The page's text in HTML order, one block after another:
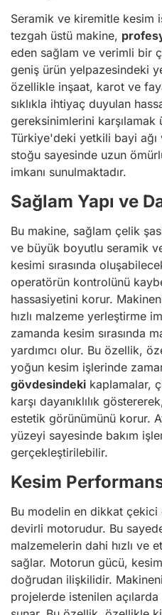
Seramik ve kiremitle kesim
tezgah üstü makine,
eden sağlam ve verimli bir
geniş ürün yelpazesindeki
özellikle inşaat, karot ve
sıklıkla ihtiyaç duyulan
gereksinimlerini
Türkiye'deki yetkili bayi
stoğu sayesinde uzun
imkanı sunulmaktadır.
Sağlam Yapı ve
Bu makine, sağlam çelik
ve büyük boyutlu seramik
kesimi sırasında
operatörün kontrolünü
hassasiyetini korur.
hızlı malzeme yerleştirme
zamanda kesim sırasında
yardımcı olur. Bu özellik,
yoğun kesim işlerinde
gövdesindeki kaplamalar,
karşı dayanıklılık
estetik görünümünü korur.
yüzeyi sayesinde bakım
gerçekleştirilebilir.
Kesim
Bu modelin en dikkat
devirli motorudur. Bu
malzemelerin dahi hızlı ve
sağlar. Motorun gücü,
doğrudan ilişkilidir.
projelerde istenilen